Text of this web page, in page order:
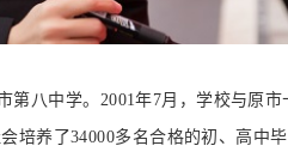
中学。2001年7月，学校与原市
培养了34000多名合格的初、高中